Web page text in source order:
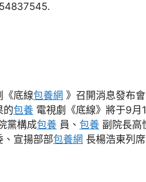
《底線包養網 》召開消息發布
的包養 電視劇《底線》將于9月
黨構成包養 員、 包養 副院長高
、宣揚部部包養網 長楊浩東列